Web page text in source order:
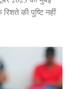
की पुष्टि नहीं